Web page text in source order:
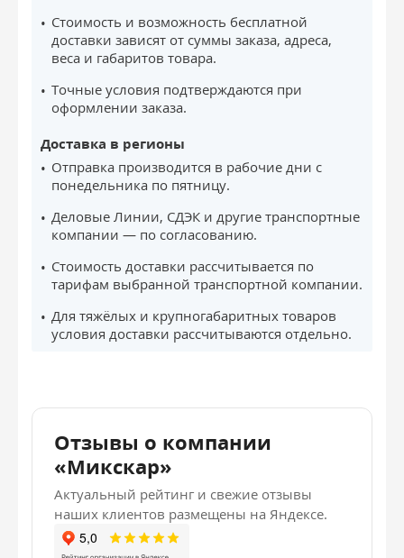
Стоимость и возможность бесплатной
доставки зависят от суммы заказа, адреса,
веса и габаритов товара.
Точные условия подтверждаются при
оформлении заказа.
Доставка в регионы
Отправка производится в рабочие дни с
понедельника по пятницу.
Деловые Линии, СДЭК и другие транспортные
компании — по согласованию.
Стоимость доставки рассчитывается по
тарифам выбранной транспортной компании.
Для тяжёлых и крупногабаритных товаров
условия доставки рассчитываются отдельно.
Отзывы о компании
«Микскар»
Актуальный рейтинг и свежие отзывы
наших клиентов размещены на Яндексе.